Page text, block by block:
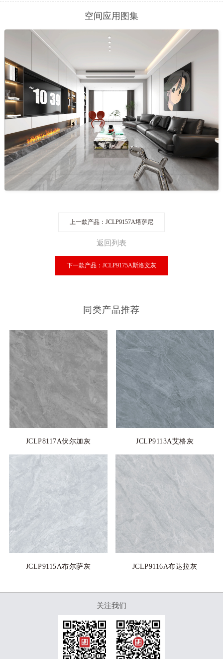
空间应用图集
上一款产品：JCLP9157A塔萨尼
返回列表
下一款产品：JCLP9175A斯洛文灰
同类产品推荐
JCLP8117A伏尔加灰 JCLP9113A艾格灰
JCLP9115A布尔萨灰 JCLP9116A布达拉灰
关注我们